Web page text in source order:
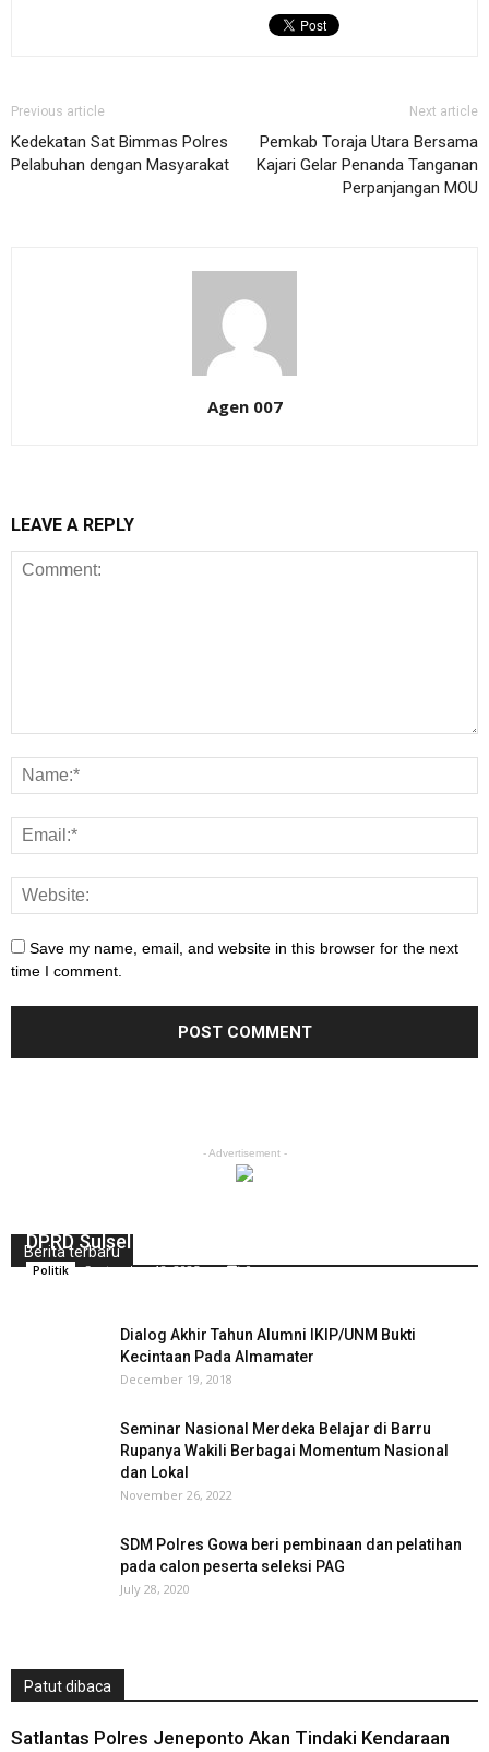
Previous article
Kedekatan Sat Bimmas Polres
Pelabuhan dengan Masyarakat
Next article
Pemkab Toraja Utara Bersama
Kajari Gelar Penanda Tanganan
Perpanjangan MOU
Agen 007
LEAVE A REPLY
Save my name, email, and website in this browser for the next
time I comment.
- Advertisement -
Berita terbaru
Beri Dukungan Langsung, Bupati Bantaeng Uji
DPRD Sulsel
Politik September 18, 2025 0
Dialog Akhir Tahun Alumni IKIP/UNM Bukti
Kecintaan Pada Almamater
December 19, 2018
Seminar Nasional Merdeka Belajar di Barru
Rupanya Wakili Berbagai Momentum Nasional
dan Lokal
November 26, 2022
SDM Polres Gowa beri pembinaan dan pelatihan
pada calon peserta seleksi PAG
July 28, 2020
Patut dibaca
Satlantas Polres Jeneponto Akan Tindaki Kendaraan